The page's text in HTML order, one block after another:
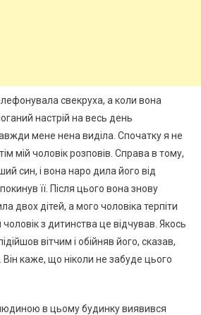
свекруха, а коли вона
настрій на весь день
мене нена виділа. Спочатку я не
мій чоловік розповів. Справа в тому,
син, і вона наро дила його від
її. Після цього вона знову
двох дітей, а мого чоловіка терпіти
з дитинства це відчував. Якось
вітчим і обійняв його, сказав,
каже, що ніколи не забуде цього
в цьому будинку виявився